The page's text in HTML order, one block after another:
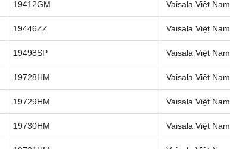
19412GM Vaisala Việt Nam
19446ZZ Vaisala Việt Nam
19498SP Vaisala Việt Nam
19728HM Vaisala Việt Nam
19729HM Vaisala Việt Nam
19730HM Vaisala Việt Nam